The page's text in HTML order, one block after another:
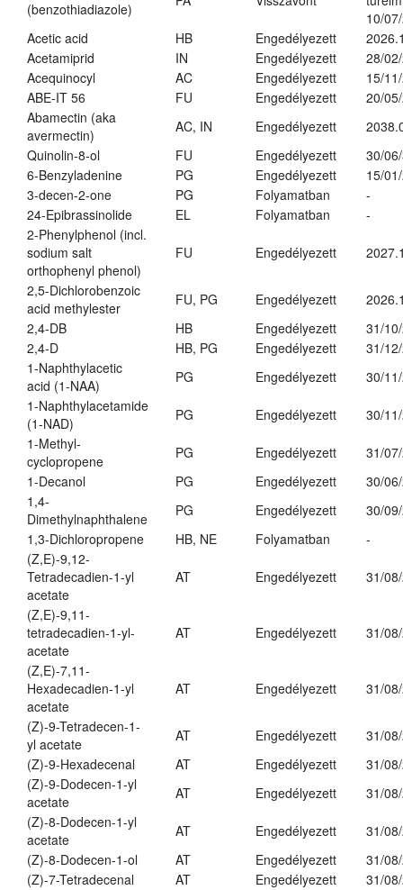
(benzothiadiazole)
10/
Acetic acid
HB Engedélyezett
Acetamiprid
IN Engedélyezett
28/
Acequinocyl
AC Engedélyezett
15/
ABE-IT 56
FU Engedélyezett
20/
Abamectin (aka
avermectin)
AC, IN Engedélyezett
Quinolin-8-ol
FU Engedélyezett
30/
6-Benzyladenine
PG Engedélyezett
15/
3-decen-2-one
PG Folyamatban
-
24-Epibrassinolide
EL Folyamatban
-
2-Phenylphenol (incl.
sodium salt
orthophenyl phenol)
FU Engedélyezett
2,5-Dichlorobenzoic
acid methylester
FU, PG Engedélyezett
2,4-DB
HB Engedélyezett
31/
2,4-D
HB, PG Engedélyezett
31/
1-Naphthylacetic
acid (1-NAA)
PG Engedélyezett
30/
1-Naphthylacetamide
(1-NAD)
PG Engedélyezett
30/
1-Methyl-
cyclopropene
PG Engedélyezett
31/
1-Decanol
PG Engedélyezett
30/
1,4-
Dimethylnaphthalene
PG Engedélyezett
30/
1,3-Dichloropropene
HB, NE Folyamatban
-
(Z,E)-9,12-
Tetradecadien-1-yl
acetate
AT Engedélyezett 31/
(Z,E)-9,11-
tetradecadien-1-yl-
acetate
AT Engedélyezett 31/
(Z,E)-7,11-
Hexadecadien-1-yl
acetate
AT Engedélyezett 31/
(Z)-9-Tetradecen-1-
yl acetate
AT Engedélyezett
31/
(Z)-9-Hexadecenal
AT Engedélyezett
31/
(Z)-9-Dodecen-1-yl
acetate
AT Engedélyezett
31/
(Z)-8-Dodecen-1-yl
acetate
AT Engedélyezett
31/
(Z)-8-Dodecen-1-ol
AT Engedélyezett
31/
(Z)-7-Tetradecenal
AT Engedélyezett
31/